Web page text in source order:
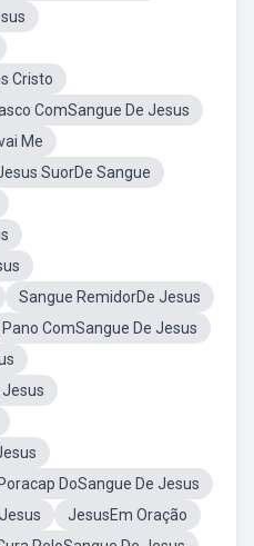
Cristo
ComSangue De Jesus
Me
SuorDe Sangue
Sangue RemidorDe Jesus
Pano ComSangue De Jesus
Poracap DoSangue De Jesus
JesusEm Oração